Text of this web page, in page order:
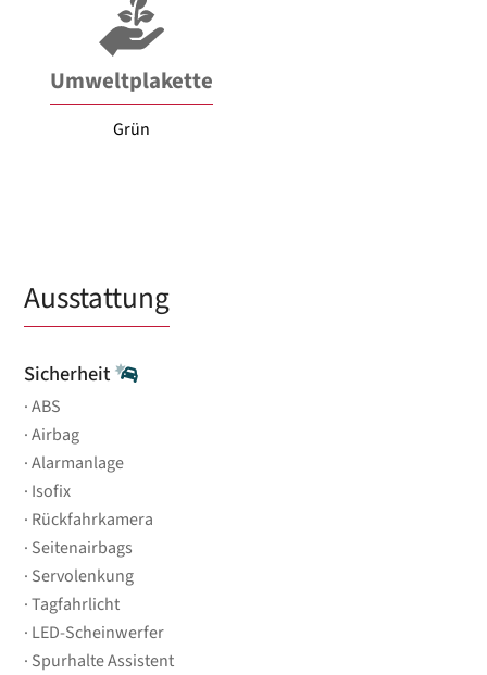
Umweltplakette
Grün
Ausstattung
Sicherheit
ABS
Airbag
Alarmanlage
Isofix
Rückfahrkamera
Seitenairbags
Servolenkung
Tagfahrlicht
LED-Scheinwerfer
Spurhalte Assistent